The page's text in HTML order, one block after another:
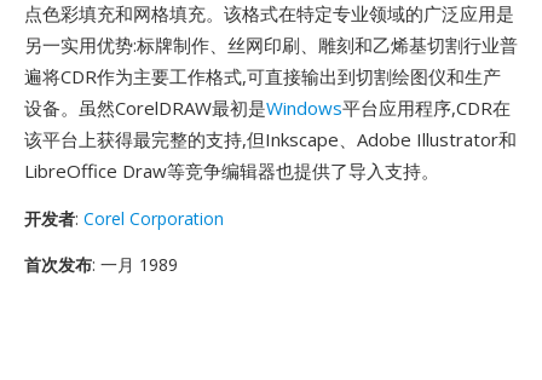
点色彩填充和网格填充。该格式在特定专业领域的广泛应用是
另一实用优势:标牌制作、丝网印刷、雕刻和乙烯基切割行业普
遍将CDR作为主要工作格式,可直接输出到切割绘图仪和生产
设备。虽然CorelDRAW最初是Windows平台应用程序,CDR在
该平台上获得最完整的支持,但Inkscape、Adobe Illustrator和
LibreOffice Draw等竞争编辑器也提供了导入支持。
开发者: Corel Corporation
首次发布: 一月 1989